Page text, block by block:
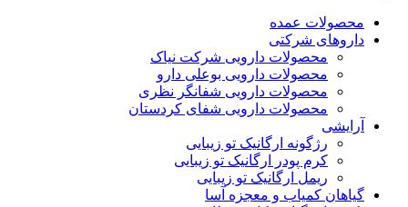
محصولات عمده
داروهای شرکتی
محصولات دارویی شرکت نیاک
محصولات دارویی بوعلی دارو
محصولات دارویی شفانگر نظری
محصولات دارویی شفای کردستان
آرایشی
رژگونه ارگانیک تو زیبایی
کرم پودر ارگانیک تو زیبایی
ریمل ارگانیک تو زیبایی
گیاهان کمیاب و معجزه آسا